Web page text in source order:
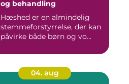
og behandling
Hæshed er en almindelig
stemmeforstyrrelse, der kan
påvirke både børn og vo...
04. aug